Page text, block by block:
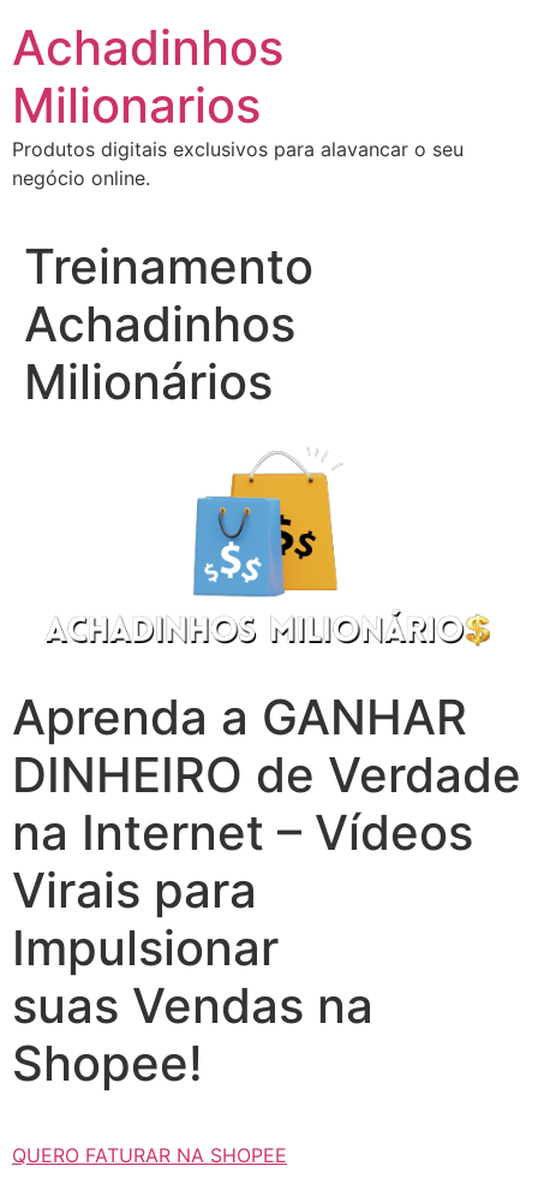
para
conteúdo
Achadinhos
Milionarios
Produtos digitais exclusivos para alavancar o seu
negócio online.
Treinamento
Achadinhos
Milionários
Aprenda a GANHAR
DINHEIRO de Verdade
na Internet – Vídeos
Virais para
Impulsionar
suas Vendas na
Shopee!
QUERO FATURAR NA SHOPEE